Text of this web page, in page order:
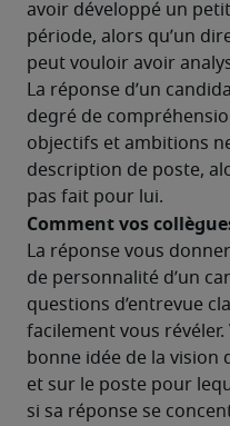
avoir développé un
période, alors qu’un
peut vouloir avoir
La réponse d’un
degré de
objectifs et ambitions
description de poste,
pas fait pour lui.
Comment vos
La réponse vous
de personnalité d’un
questions d’entrevue
facilement vous
bonne idée de la vision
et sur le poste pour
si sa réponse se